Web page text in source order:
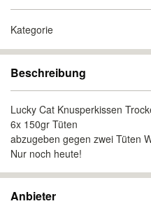
Kategorie
Beschreibung
Lucky Cat Knusperkissen
6x 150gr Tüten
abzugeben gegen zwei Tüten
Nur noch heute!
Anbieter